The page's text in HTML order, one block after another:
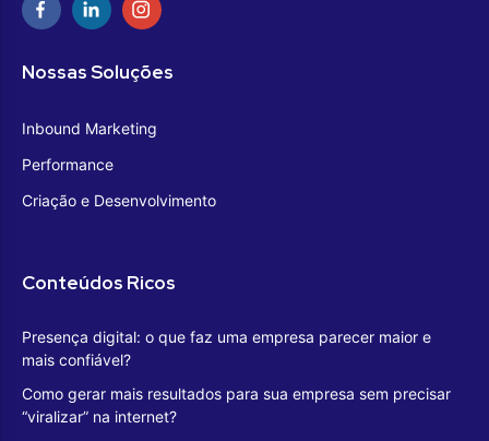
Nossas Soluções
Inbound Marketing
Performance
Criação e Desenvolvimento
Conteúdos Ricos
Presença digital: o que faz uma empresa parecer maior e
mais confiável?
Como gerar mais resultados para sua empresa sem precisar
“viralizar” na internet?